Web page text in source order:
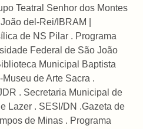
Teatral Senhor dos Montes
del-Rei/IBRAM |
de NS Pilar . Programa
Federal de São João
Municipal Baptista
de Arte Sacra .
. Secretaria Municipal de
Lazer . SESI/DN .Gazeta de
de Minas . Programa